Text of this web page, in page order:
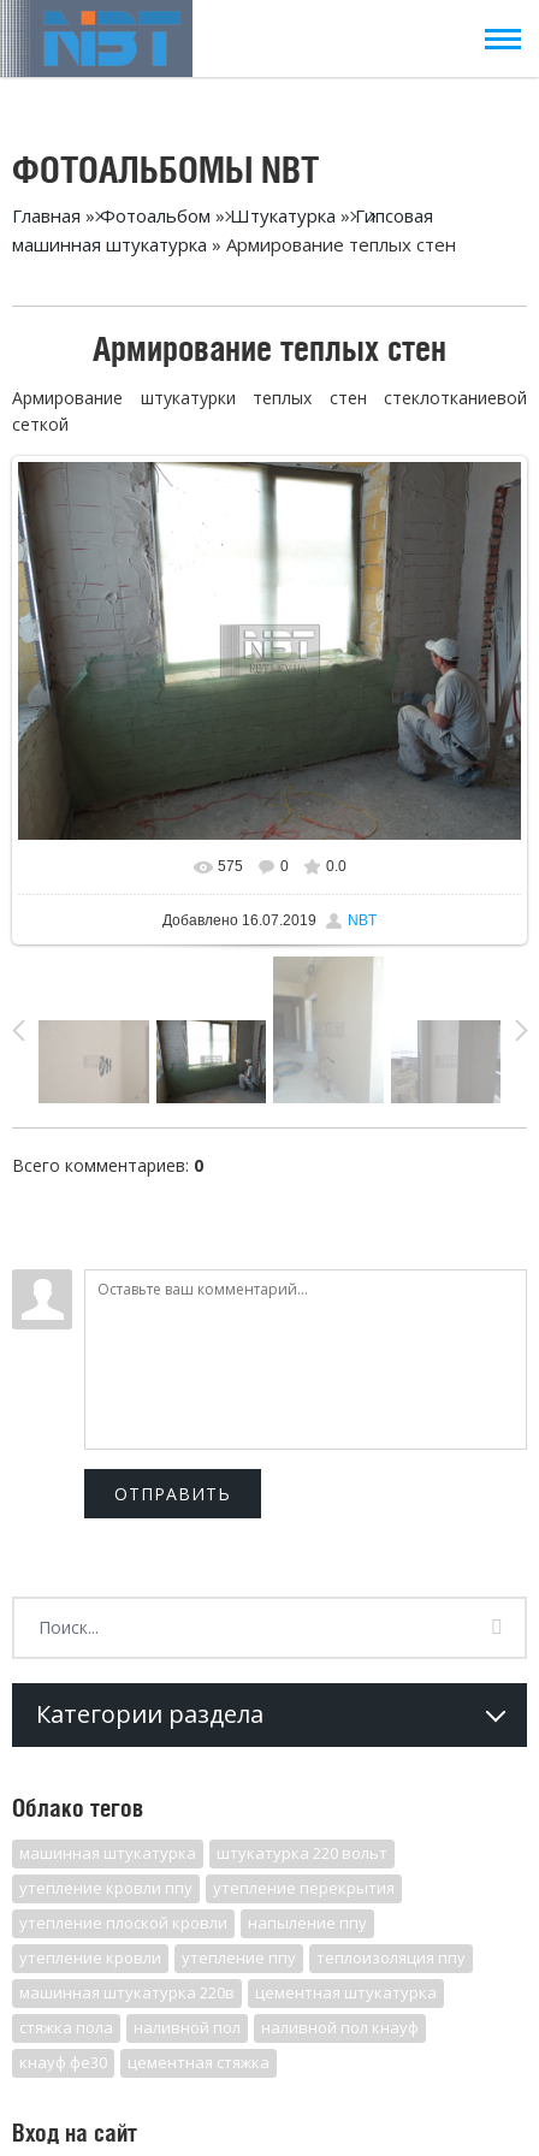
ФОТОАЛЬБОМЫ NBT
Главная »Фотоальбом »Штукатурка »Гипсовая
машинная штукатурка » Армирование теплых стен
Армирование теплых стен
Армирование штукатурки теплых стен стеклотканиевой
сеткой
В реальном размере 1600x1200
575 0 0.0
Добавлено 16.07.2019 NBT
Всего комментариев: 0
ОТПРАВИТЬ
Категории раздела
Облако тегов
машинная штукатурка
штукатурка 220 вольт
утепление кровли ппу
утепление перекрытия
утепление плоской кровли
напыление ппу
утепление кровли
утепление ппу
теплоизоляция ппу
машинная штукатурка 220в
цементная штукатурка
стяжка пола
наливной пол
наливной пол кнауф
кнауф фе30
цементная стяжка
Вход на сайт